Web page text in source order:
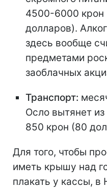
4500-6000
долларов).
здесь вообще
предметами
заоблачных
Транспорт:
Осло вытянет
850 крон (80
Для того, чтобы
иметь крышу над
плакать у кассы,